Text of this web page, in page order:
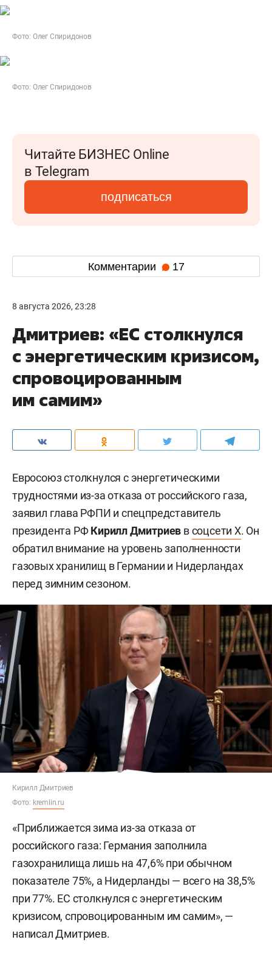
Фото: Олег Спиридонов
Фото: Олег Спиридонов
Читайте БИЗНЕС Online
в Telegram
подписаться
Комментарии 17
8 августа 2026, 23:28
Дмитриев: «ЕС столкнулся
с энергетическим кризисом,
спровоцированным
им самим»
Евросоюз столкнулся с энергетическими
трудностями из-за отказа от российского газа,
заявил глава РФПИ и спецпредставитель
президента РФКирилл Дмитриев всоцсети X. Он
обратил внимание на уровень заполненности
газовых хранилищ в Германии и Нидерландах
перед зимним сезоном.
Кирилл Дмитриев
Фото: kremlin.ru
«Приближается зима из-за отказа от
российского газа: Германия заполнила
газохранилища лишь на 47,6% при обычном
показателе 75%, а Нидерланды — всего на 38,5%
при 77%. ЕС столкнулся с энергетическим
кризисом, спровоцированным им самим», —
написал Дмитриев.